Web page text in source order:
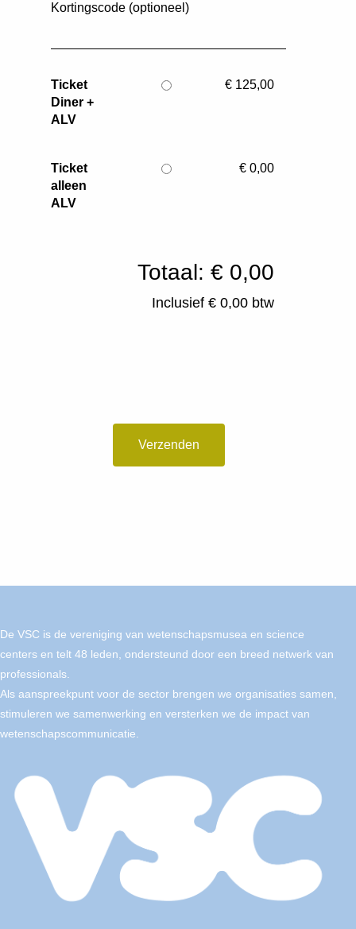
Kortingscode (optioneel)
Ticket
Diner +
ALV
€ 125,00
Ticket
alleen
ALV
€ 0,00
Totaal: € 0,00
Inclusief € 0,00 btw
Verzenden
De VSC is de vereniging van wetenschapsmusea en science
centers en telt 48 leden, ondersteund door een breed netwerk van
professionals.
Als aanspreekpunt voor de sector brengen we organisaties samen,
stimuleren we samenwerking en versterken we de impact van
wetenschapscommunicatie.